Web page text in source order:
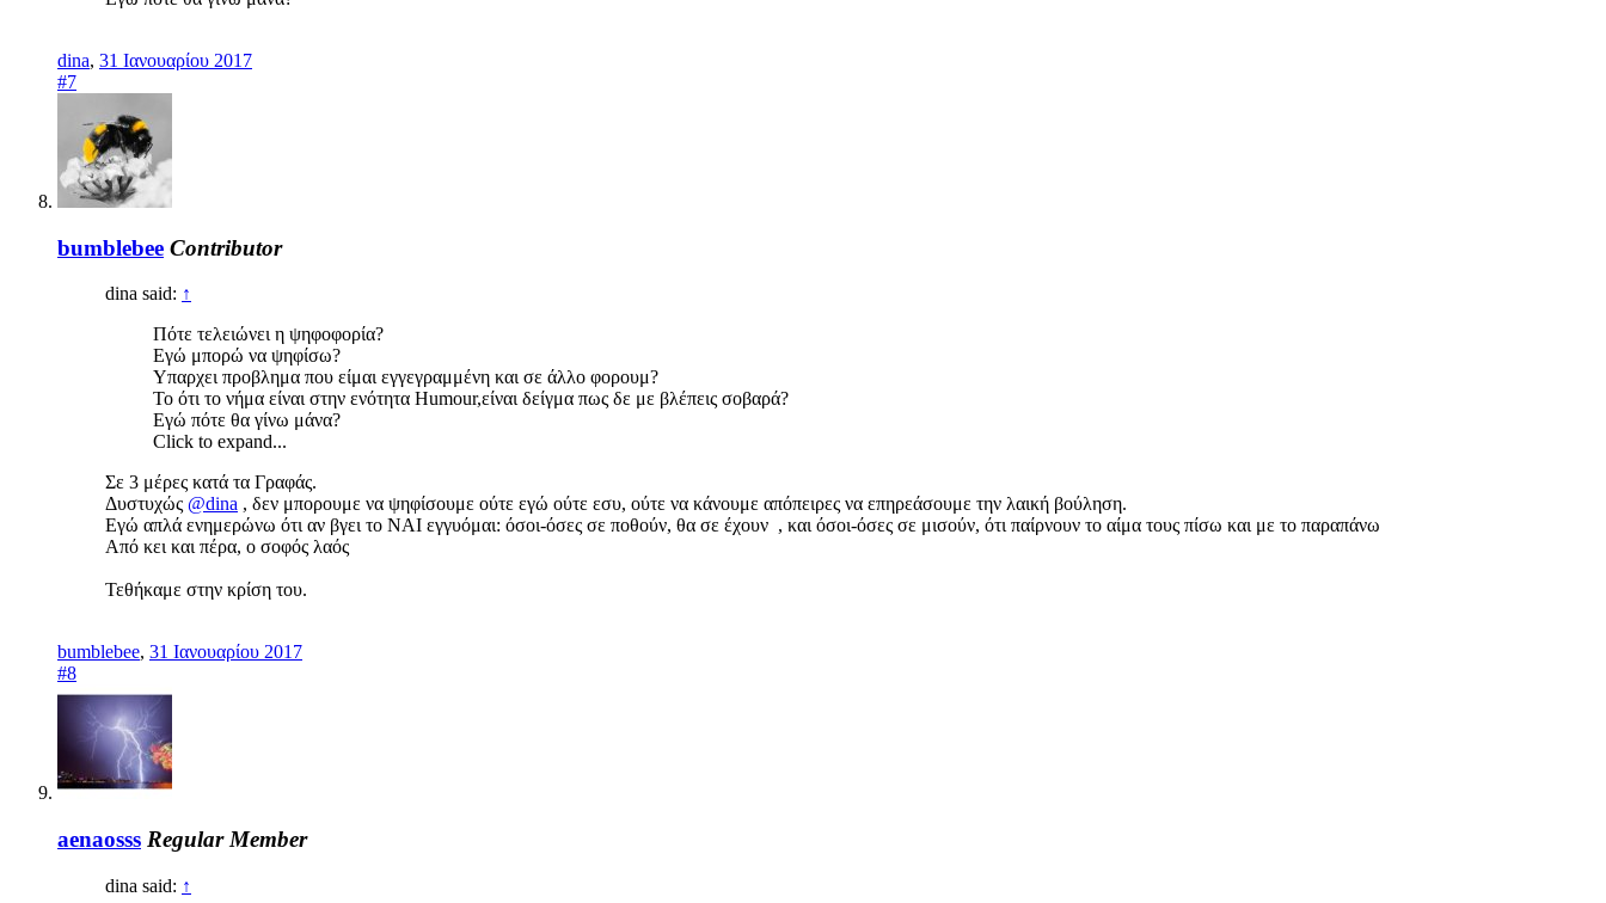
dina, 31 Ιανουαρίου 2017
#7
bumblebee Contributor
dina said: ↑
Πότε τελειώνει η ψηφοφορία?
Εγώ μπορώ να ψηφίσω?
Υπαρχει προβλημα που είμαι εγγεγραμμένη και σε άλλο φορουμ?
Το ότι το νήμα είναι στην ενότητα Humour,είναι δείγμα πως δε με βλέπεις σοβαρά?
Εγώ πότε θα γίνω μάνα?
Click to expand...
Σε 3 μέρες κατά τα Γραφάς.
Δυστυχώς @dina , δεν μπορουμε να ψηφίσουμε ούτε εγώ ούτε εσυ, ούτε να κάνουμε απόπειρες να επηρεάσουμε την λαική βούληση.
Εγώ απλά ενημερώνω ότι αν βγει το ΝΑΙ εγγυόμαι: όσοι-όσες σε ποθούν, θα σε έχουν , και όσοι-όσες σε μισούν, ότι παίρνουν το αίμα τους πίσω και με το παραπάνω
Από κει και πέρα, ο σοφός λαός
Τεθήκαμε στην κρίση του.
bumblebee, 31 Ιανουαρίου 2017
#8
aenaosss Regular Member
dina said: ↑